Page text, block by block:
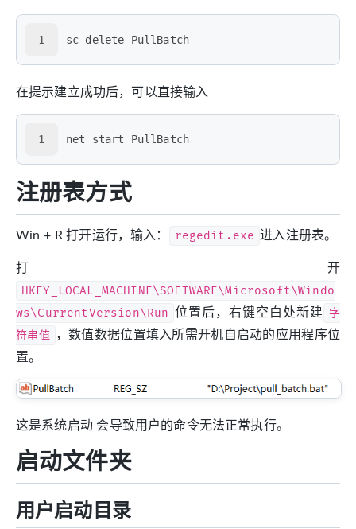
1 sc delete PullBatch
在提示建立成功后，可以直接输入
1 net start PullBatch
注册表方式
Win + R 打开运行，输入： regedit.exe 进入注册表。
打开
HKEY_LOCAL_MACHINE\SOFTWARE\Microsoft\Windo
ws\CurrentVersion\Run 位置后，右键空白处新建 字
符串值
，数值数据位置填入所需开机自启动的应用程序位
置。
这是系统启动 会导致用户的命令无法正常执行。
启动文件夹
用户启动目录